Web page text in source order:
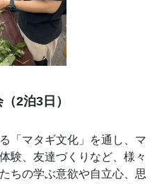
2泊3日）
「マタギ文化」を通し、マ
験、友達づくりなど、様々
ちの学ぶ意欲や自立心、思